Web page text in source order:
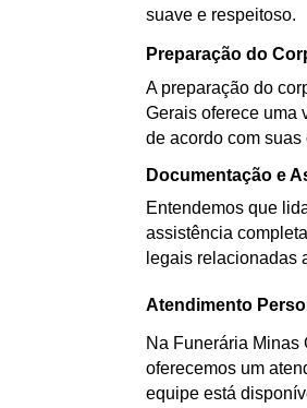
suave e respeitoso.
Preparação do
A preparação do
Gerais oferece uma
de acordo com
Documentação e
Entendemos que
assistência
legais relacionadas
Atendimento
Na Funerária Minas
oferecemos um
equipe está